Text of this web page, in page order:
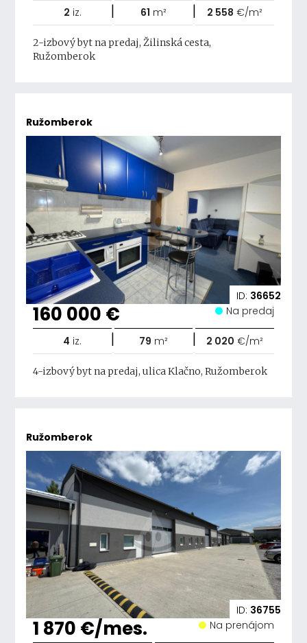
2 iz. | 61 m² | 2 558 €/m²
2-izbový byt na predaj, Žilinská cesta,
Ružomberok
Ružomberok
ID: 36652
160 000 € Na predaj
4 iz. | 79 m² | 2 020 €/m²
4-izbový byt na predaj, ulica Klačno, Ružomberok
Ružomberok
ID: 36755
1 870 €/mes. Na prenájom